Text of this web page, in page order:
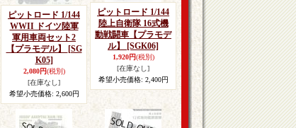
ピットロード 1/144
WWII ドイツ陸軍
軍用車両セット2
【プラモデル】
[SG
K05]
2,080円(税別)
[在庫なし]
希望小売価格: 2,600円
ピットロード 1/144
陸上自衛隊 16式機
動戦闘車【プラモデ
ル】
[SGK06]
1,920円(税別)
[在庫なし]
希望小売価格: 2,400円